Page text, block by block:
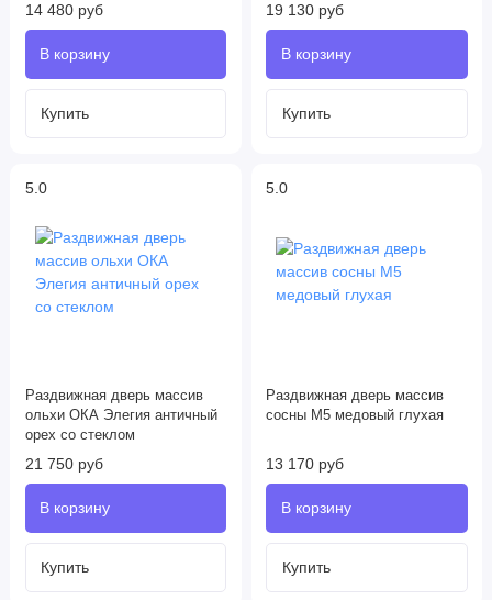
14 480 руб 19 130 руб
5.0
Раздвижная дверь массив
ольхи ОКА Элегия античный
орех со стеклом
21 750 руб
5.0
Раздвижная дверь массив
сосны М5 медовый глухая
13 170 руб